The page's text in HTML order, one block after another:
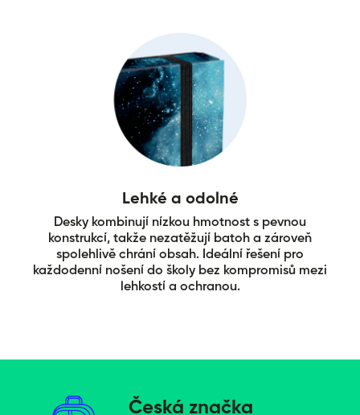
Lehké a odolné
Desky kombinují nízkou hmotnost s pevnou
konstrukcí, takže nezatěžují batoh a zároveň
spolehlivě chrání obsah. Ideální řešení pro
každodenní nošení do školy bez kompromisů mezi
lehkostí a ochranou.
Česká značka